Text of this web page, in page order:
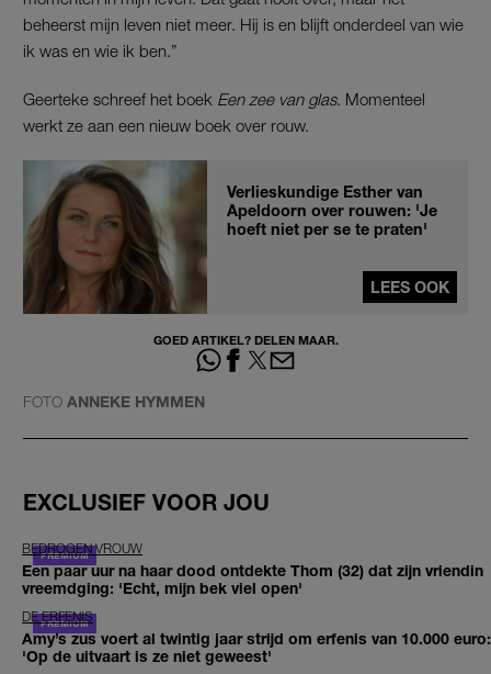
beheerst mijn leven niet meer. Hij is en blijft onderdeel van wie
ik was en wie ik ben.”
Geerteke schreef het boek Een zee van glas. Momenteel
werkt ze aan een nieuw boek over rouw.
Verlieskundige Esther van
Apeldoorn over rouwen: 'Je
hoeft niet per se te praten'
LEES OOK
GOED ARTIKEL? DELEN MAAR.
FOTO ANNEKE HYMMEN
EXCLUSIEF VOOR JOU
BEDROGEN VROUW
Een paar uur na haar dood ontdekte Thom (32) dat zijn vriendin
vreemdging: 'Echt, mijn bek viel open'
DE ERFENIS
Amy’s zus voert al twintig jaar strijd om erfenis van 10.000 euro:
'Op de uitvaart is ze niet geweest'